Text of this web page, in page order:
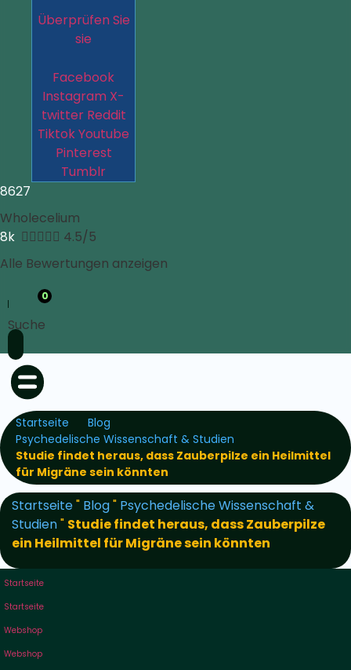
Überprüfen Sie
sie
Facebook
Instagram X-
twitter Reddit
TiktokYoutube
Pinterest
Tumblr
8627
Wholecelium
8k  4.5/5
Alle Bewertungen anzeigen
0
Suche
Startseite
Blog
Psychedelische Wissenschaft & Studien
Studie findet heraus, dass Zauberpilze ein Heilmittel
für Migräne sein könnten
Startseite" Blog" Psychedelische Wissenschaft &
Studien" Studie findet heraus, dass Zauberpilze
ein Heilmittel für Migräne sein könnten
Startseite
Startseite
Webshop
Webshop